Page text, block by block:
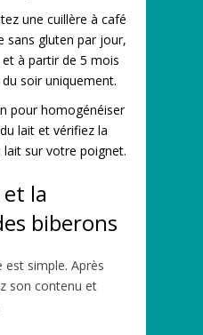
une cuillère à café
sans gluten par jour,
et à partir de 5 mois
soir uniquement.
pour homogénéiser
lait et vérifiez la
sur votre poignet.
la
biberons
simple. Après
son contenu et